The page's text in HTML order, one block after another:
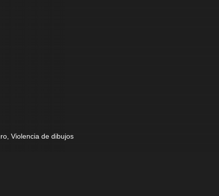
Violencia de dibujos